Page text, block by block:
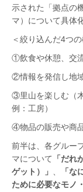
示された「拠点の
マ）について具体
＜絞り込んだ4つ
①飲食や休憩、交
②情報を発信し地
③里山を楽しむ（
例：工房）
④物品の販売や
前半は、各グルー
マについて
「だれ
ゲット）」
「な
ために必要なモノ